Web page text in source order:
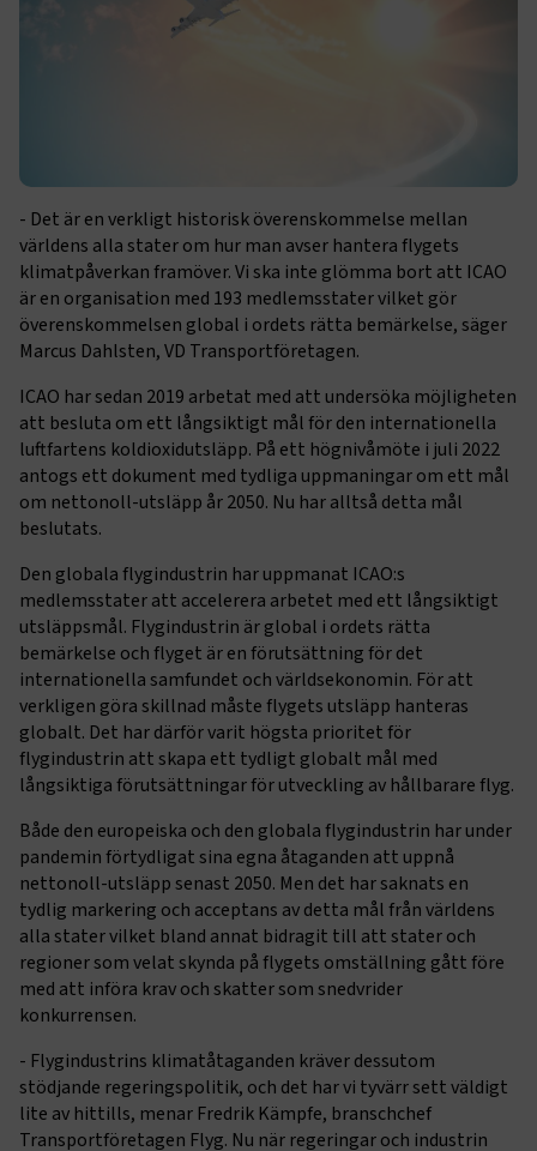
- Det är en verkligt historisk överenskommelse mellan
världens alla stater om hur man avser hantera flygets
klimatpåverkan framöver. Vi ska inte glömma bort att ICAO
är en organisation med 193 medlemsstater vilket gör
överenskommelsen global i ordets rätta bemärkelse, säger
Marcus Dahlsten, VD Transportföretagen.
ICAO har sedan 2019 arbetat med att undersöka möjligheten
att besluta om ett långsiktigt mål för den internationella
luftfartens koldioxidutsläpp. På ett högnivåmöte i juli 2022
antogs ett dokument med tydliga uppmaningar om ett mål
om nettonoll-utsläpp år 2050. Nu har alltså detta mål
beslutats.
Den globala flygindustrin har uppmanat ICAO:s
medlemsstater att accelerera arbetet med ett långsiktigt
utsläppsmål. Flygindustrin är global i ordets rätta
bemärkelse och flyget är en förutsättning för det
internationella samfundet och världsekonomin. För att
verkligen göra skillnad måste flygets utsläpp hanteras
globalt. Det har därför varit högsta prioritet för
flygindustrin att skapa ett tydligt globalt mål med
långsiktiga förutsättningar för utveckling av hållbarare flyg.
Både den europeiska och den globala flygindustrin har under
pandemin förtydligat sina egna åtaganden att uppnå
nettonoll-utsläpp senast 2050. Men det har saknats en
tydlig markering och acceptans av detta mål från världens
alla stater vilket bland annat bidragit till att stater och
regioner som velat skynda på flygets omställning gått före
med att införa krav och skatter som snedvrider
konkurrensen.
- Flygindustrins klimatåtaganden kräver dessutom
stödjande regeringspolitik, och det har vi tyvärr sett väldigt
lite av hittills, menar Fredrik Kämpfe, branschchef
Transportföretagen Flyg. Nu när regeringar och industrin